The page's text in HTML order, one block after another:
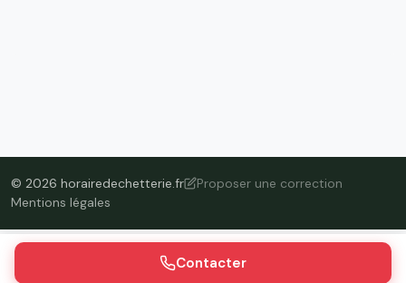
© 2026 horairedechetterie.fr
Proposer une correction
Mentions légales
Contacter